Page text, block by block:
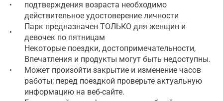
•
подтверждения возраста необходимо
действительное удостоверение личности
•
Парк предназначен ТОЛЬКО для женщин и
девочек по пятницам
•
Некоторые поездки, достопримечательности,
Впечатления и продукты могут быть недоступны.
Может произойти закрытие и изменение часов
работы; перед поездкой проверьте актуальную
информацию на веб-сайте.